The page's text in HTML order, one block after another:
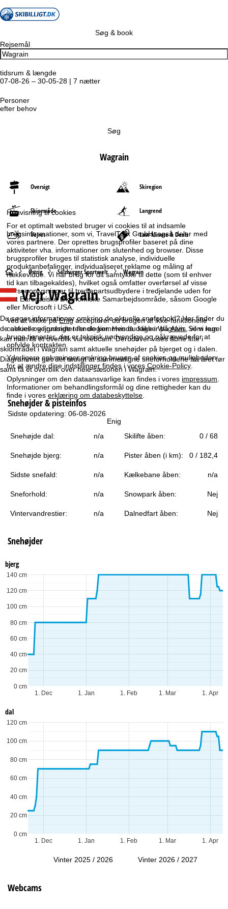
Henvisning til cookies
For et optimalt websted bruger vi cookies til at indsamle
brugsinformationer, som vi, TravelTrex GmbH, også deler med
vores partnere. Der oprettes brugsprofiler baseret på dine
aktiviteter vha. informationer om slutenhed og browser. Disse
brugsprofiler bruges til statistisk analyse, individuelle
produktanbefalinger, individualiseret reklame og måling af
rækkevidde. Vi har brug for dit samtykke til dette (som til enhver
tid kan tilbagekaldes), hvilket også omfatter overførsel af visse
personoplysninger til tredjepartsudbydere i tredjelande uden for
Det Europæiske Økonomiske Samarbejdsområde, såsom Google
eller Microsoft i USA.
Ved at klikke påEnigaccepterer du brugen af ikke-funktionelle
cookies og lignende teknologier. Hvis du klikker påAfvis , vil vi kun
bruge tjenester, der er teknisk nødvendige og påkrævede for at
opfylde kontrakten.
Yderligere oplysninger omkring brugen af cookies og muligheden
for at ændre dine indstillinger findes i voresCookie-Policy
Oplysninger om den dataansvarlige kan findes i vores impressum
Informationer om behandlingsformål og dine rettigheder kan du
finde i voreserklæring om databeskyttelse
Enig
Søg & book
Rejsemål
tidsrum & længde
07-08-26 – 30-05-28 | 7 nætter
Personer
efter behov
Søg
Wagrain
Oversigt Skiregion
Skiområde Langrend
Vejret Last-Minute & Deals
S
t
r
t
s
i
d
e
Østrig Salzburger Sportwelt Wagrain
Vejr Wagrain
Du søger informationer omkring de aktuelle sneforhold? Her finder du
de aktuelle vejrudsigter for de kommende dage i Wagrain. Som regel
kan man få et overblik via webcam. Derudover vises åbne lifte i
skiområdet i Wagrain samt aktuelle snehøjder på bjerget og i dalen.
Diagrammet gør det muligt at sammenligne sneforholdene fra året før
samt få et overblik over hele sæsonen i Wagrain.
Snehøjder & pisteinfos
Sidste opdatering: 06-08-2026
Snehøjde dal: n/a Skilifte åben: 0 / 68
Snehøjde bjerg: n/a Pister åben (i km): 0 / 182,4
Sidste snefald: n/a Kælkebane åben: n/a
Sneforhold: n/a Snowpark åben: Nej
Vintervandrestier: n/a Dalnedfart åben: Nej
Snehøjder
bjerg
1. Dec 1. Jan 1. Feb 1. Mar 1. Apr
0 cm
20 cm
40 cm
60 cm
80 cm
100 cm
120 cm
140 cm
dal
1. Dec 1. Jan 1. Feb 1. Mar 1. Apr
0 cm
20 cm
40 cm
60 cm
80 cm
100 cm
120 cm
Vinter 2025 / 2026 Vinter 2026 / 2027
Webcams